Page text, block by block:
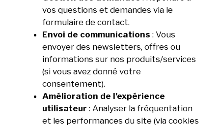
vos questions et demandes via le
formulaire de contact.
Envoi de communications : Vous
envoyer des newsletters, offres ou
informations sur nos produits/services
(si vous avez donné votre
consentement).
Amélioration de l’expérience
utilisateur : Analyser la fréquentation
et les performances du site (via cookies